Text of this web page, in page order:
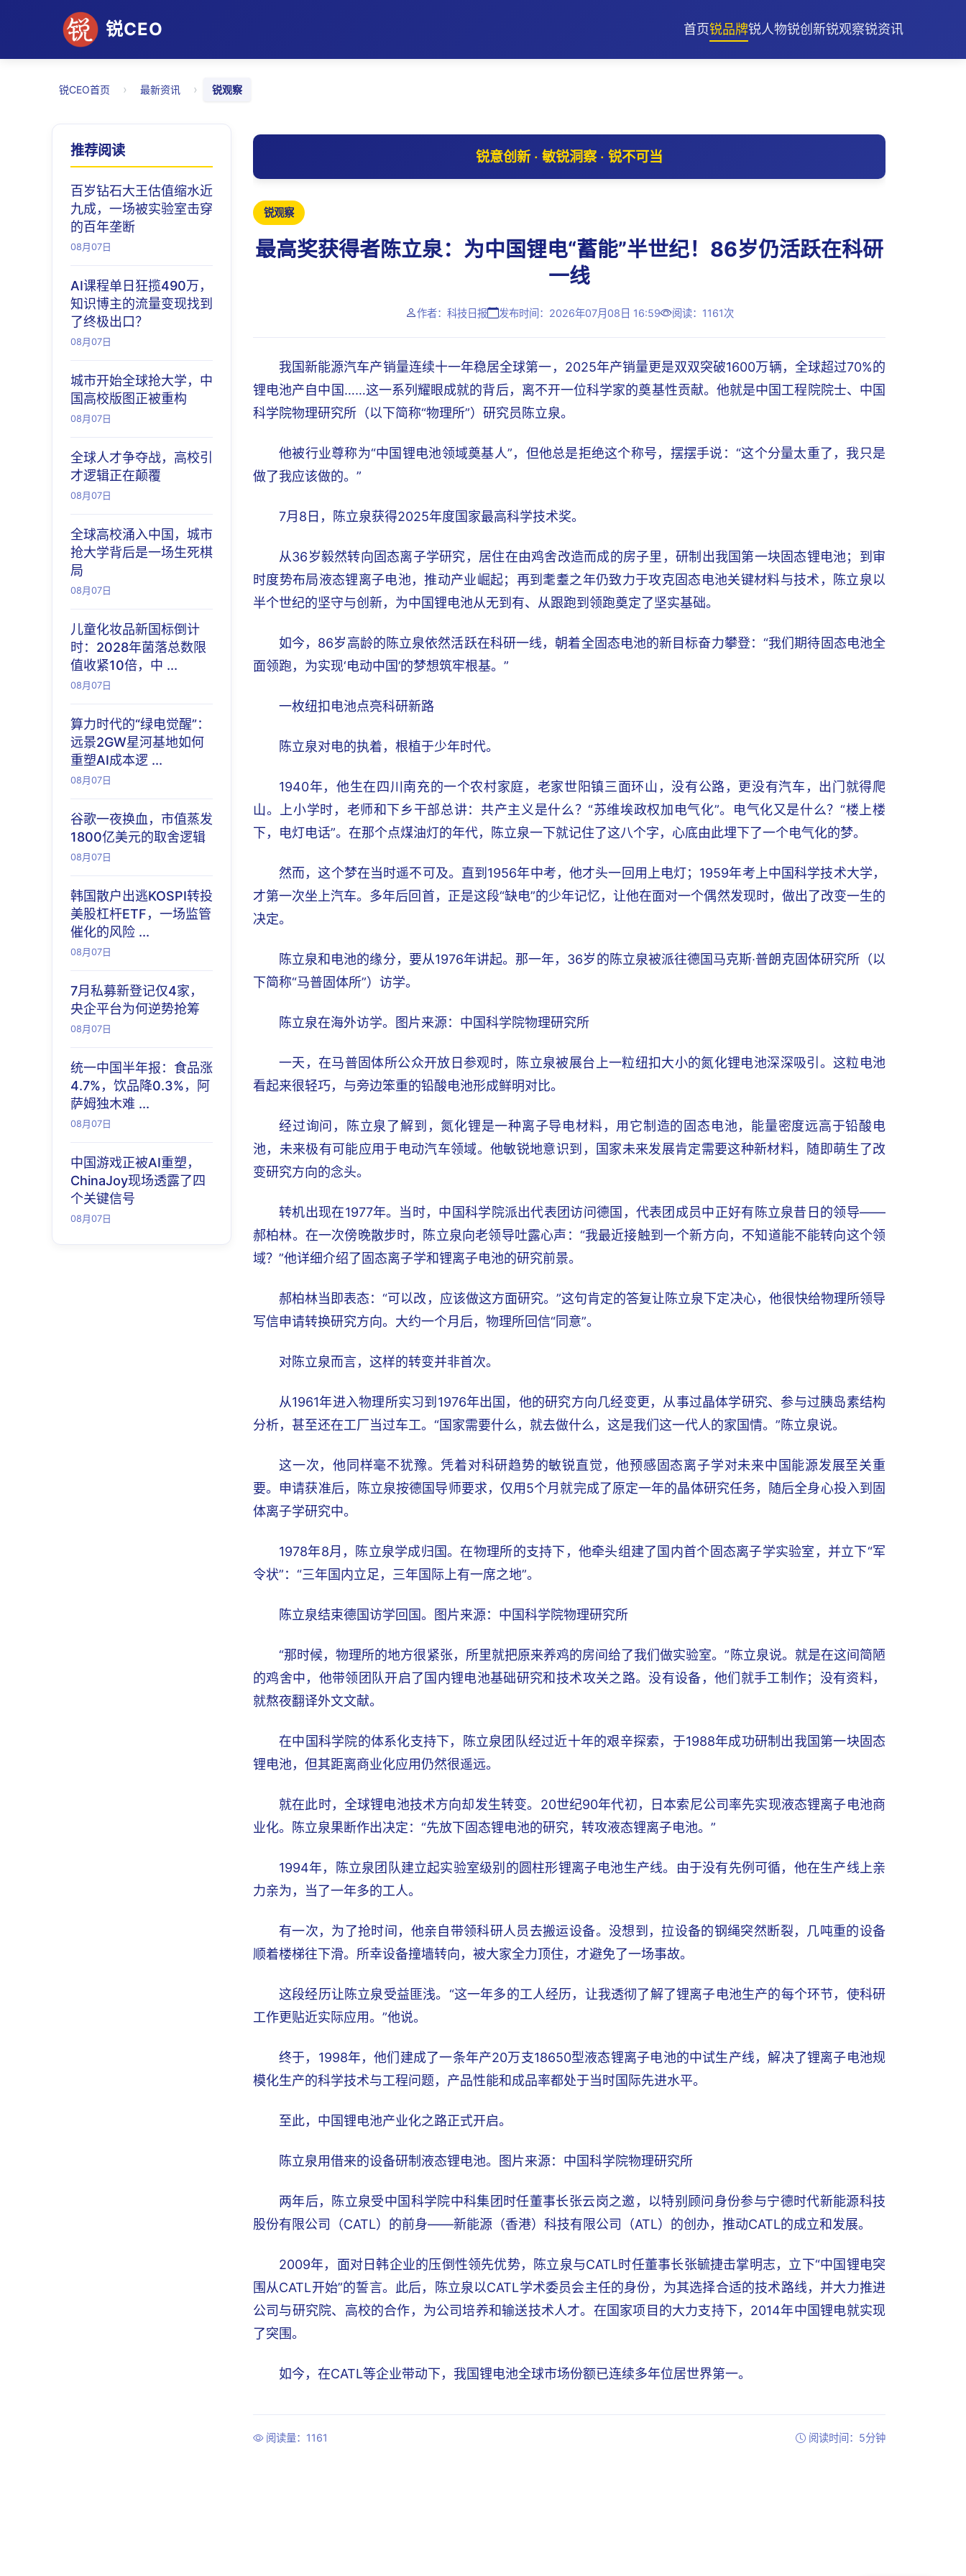
锐CEO 首页锐品牌锐人物锐创新锐观察锐资讯
锐CEO首页 › 最新资讯 › 锐观察
推荐阅读
百岁钻石大王估值缩水近
九成，一场被实验室击穿
的百年垄断
08月07日
AI课程单日狂揽490万，
知识博主的流量变现找到
了终极出口？
08月07日
城市开始全球抢大学，中
国高校版图正被重构
08月07日
全球人才争夺战，高校引
才逻辑正在颠覆
08月07日
全球高校涌入中国，城市
抢大学背后是一场生死棋
局
08月07日
儿童化妆品新国标倒计
时：2028年菌落总数限
值收紧10倍，中 ...
08月07日
算力时代的“绿电觉醒”：
远景2GW星河基地如何
重塑AI成本逻 ...
08月07日
谷歌一夜换血，市值蒸发
1800亿美元的取舍逻辑
08月07日
韩国散户出逃KOSPI转投
美股杠杆ETF，一场监管
催化的风险 ...
08月07日
7月私募新登记仅4家，
央企平台为何逆势抢筹
08月07日
统一中国半年报：食品涨
4.7%，饮品降0.3%，阿
萨姆独木难 ...
08月07日
中国游戏正被AI重塑，
ChinaJoy现场透露了四
个关键信号
08月07日
锐意创新 · 敏锐洞察 · 锐不可当
锐观察
最高奖获得者陈立泉：为中国锂电“蓄能”半世纪！86岁仍活跃在科研
一线
作者：科技日报 发布时间：2026年07月08日 16:59 阅读：1161次
我国新能源汽车产销量连续十一年稳居全球第一，2025年产销量更是双双突破1600万辆，全球超过70%的
锂电池产自中国……这一系列耀眼成就的背后，离不开一位科学家的奠基性贡献。他就是中国工程院院士、中国
科学院物理研究所（以下简称“物理所”）研究员陈立泉。
他被行业尊称为“中国锂电池领域奠基人”，但他总是拒绝这个称号，摆摆手说：“这个分量太重了，我只是
做了我应该做的。”
7月8日，陈立泉获得2025年度国家最高科学技术奖。
从36岁毅然转向固态离子学研究，居住在由鸡舍改造而成的房子里，研制出我国第一块固态锂电池；到审
时度势布局液态锂离子电池，推动产业崛起；再到耄耋之年仍致力于攻克固态电池关键材料与技术，陈立泉以
半个世纪的坚守与创新，为中国锂电池从无到有、从跟跑到领跑奠定了坚实基础。
如今，86岁高龄的陈立泉依然活跃在科研一线，朝着全固态电池的新目标奋力攀登：“我们期待固态电池全
面领跑，为实现‘电动中国’的梦想筑牢根基。”
一枚纽扣电池点亮科研新路
陈立泉对电的执着，根植于少年时代。
1940年，他生在四川南充的一个农村家庭，老家世阳镇三面环山，没有公路，更没有汽车，出门就得爬
山。上小学时，老师和下乡干部总讲：共产主义是什么？“苏维埃政权加电气化”。电气化又是什么？“楼上楼
下，电灯电话”。在那个点煤油灯的年代，陈立泉一下就记住了这八个字，心底由此埋下了一个电气化的梦。
然而，这个梦在当时遥不可及。直到1956年中考，他才头一回用上电灯；1959年考上中国科学技术大学，
才第一次坐上汽车。多年后回首，正是这段“缺电”的少年记忆，让他在面对一个偶然发现时，做出了改变一生的
决定。
陈立泉和电池的缘分，要从1976年讲起。那一年，36岁的陈立泉被派往德国马克斯·普朗克固体研究所（以
下简称“马普固体所”）访学。
陈立泉在海外访学。图片来源：中国科学院物理研究所
一天，在马普固体所公众开放日参观时，陈立泉被展台上一粒纽扣大小的氮化锂电池深深吸引。这粒电池
看起来很轻巧，与旁边笨重的铅酸电池形成鲜明对比。
经过询问，陈立泉了解到，氮化锂是一种离子导电材料，用它制造的固态电池，能量密度远高于铅酸电
池，未来极有可能应用于电动汽车领域。他敏锐地意识到，国家未来发展肯定需要这种新材料，随即萌生了改
变研究方向的念头。
转机出现在1977年。当时，中国科学院派出代表团访问德国，代表团成员中正好有陈立泉昔日的领导——
郝柏林。在一次傍晚散步时，陈立泉向老领导吐露心声：“我最近接触到一个新方向，不知道能不能转向这个领
域？”他详细介绍了固态离子学和锂离子电池的研究前景。
郝柏林当即表态：“可以改，应该做这方面研究。”这句肯定的答复让陈立泉下定决心，他很快给物理所领导
写信申请转换研究方向。大约一个月后，物理所回信“同意”。
对陈立泉而言，这样的转变并非首次。
从1961年进入物理所实习到1976年出国，他的研究方向几经变更，从事过晶体学研究、参与过胰岛素结构
分析，甚至还在工厂当过车工。“国家需要什么，就去做什么，这是我们这一代人的家国情。”陈立泉说。
这一次，他同样毫不犹豫。凭着对科研趋势的敏锐直觉，他预感固态离子学对未来中国能源发展至关重
要。申请获准后，陈立泉按德国导师要求，仅用5个月就完成了原定一年的晶体研究任务，随后全身心投入到固
体离子学研究中。
1978年8月，陈立泉学成归国。在物理所的支持下，他牵头组建了国内首个固态离子学实验室，并立下“军
令状”：“三年国内立足，三年国际上有一席之地”。
陈立泉结束德国访学回国。图片来源：中国科学院物理研究所
“那时候，物理所的地方很紧张，所里就把原来养鸡的房间给了我们做实验室。”陈立泉说。就是在这间简陋
的鸡舍中，他带领团队开启了国内锂电池基础研究和技术攻关之路。没有设备，他们就手工制作；没有资料，
就熬夜翻译外文文献。
在中国科学院的体系化支持下，陈立泉团队经过近十年的艰辛探索，于1988年成功研制出我国第一块固态
锂电池，但其距离商业化应用仍然很遥远。
就在此时，全球锂电池技术方向却发生转变。20世纪90年代初，日本索尼公司率先实现液态锂离子电池商
业化。陈立泉果断作出决定：“先放下固态锂电池的研究，转攻液态锂离子电池。”
1994年，陈立泉团队建立起实验室级别的圆柱形锂离子电池生产线。由于没有先例可循，他在生产线上亲
力亲为，当了一年多的工人。
有一次，为了抢时间，他亲自带领科研人员去搬运设备。没想到，拉设备的钢绳突然断裂，几吨重的设备
顺着楼梯往下滑。所幸设备撞墙转向，被大家全力顶住，才避免了一场事故。
这段经历让陈立泉受益匪浅。“这一年多的工人经历，让我透彻了解了锂离子电池生产的每个环节，使科研
工作更贴近实际应用。”他说。
终于，1998年，他们建成了一条年产20万支18650型液态锂离子电池的中试生产线，解决了锂离子电池规
模化生产的科学技术与工程问题，产品性能和成品率都处于当时国际先进水平。
至此，中国锂电池产业化之路正式开启。
陈立泉用借来的设备研制液态锂电池。图片来源：中国科学院物理研究所
两年后，陈立泉受中国科学院中科集团时任董事长张云岗之邀，以特别顾问身份参与宁德时代新能源科技
股份有限公司（CATL）的前身——新能源（香港）科技有限公司（ATL）的创办，推动CATL的成立和发展。
2009年，面对日韩企业的压倒性领先优势，陈立泉与CATL时任董事长张毓捷击掌明志，立下“中国锂电突
围从CATL开始”的誓言。此后，陈立泉以CATL学术委员会主任的身份，为其选择合适的技术路线，并大力推进
公司与研究院、高校的合作，为公司培养和输送技术人才。在国家项目的大力支持下，2014年中国锂电就实现
了突围。
如今，在CATL等企业带动下，我国锂电池全球市场份额已连续多年位居世界第一。
阅读量：1161 阅读时间：5分钟